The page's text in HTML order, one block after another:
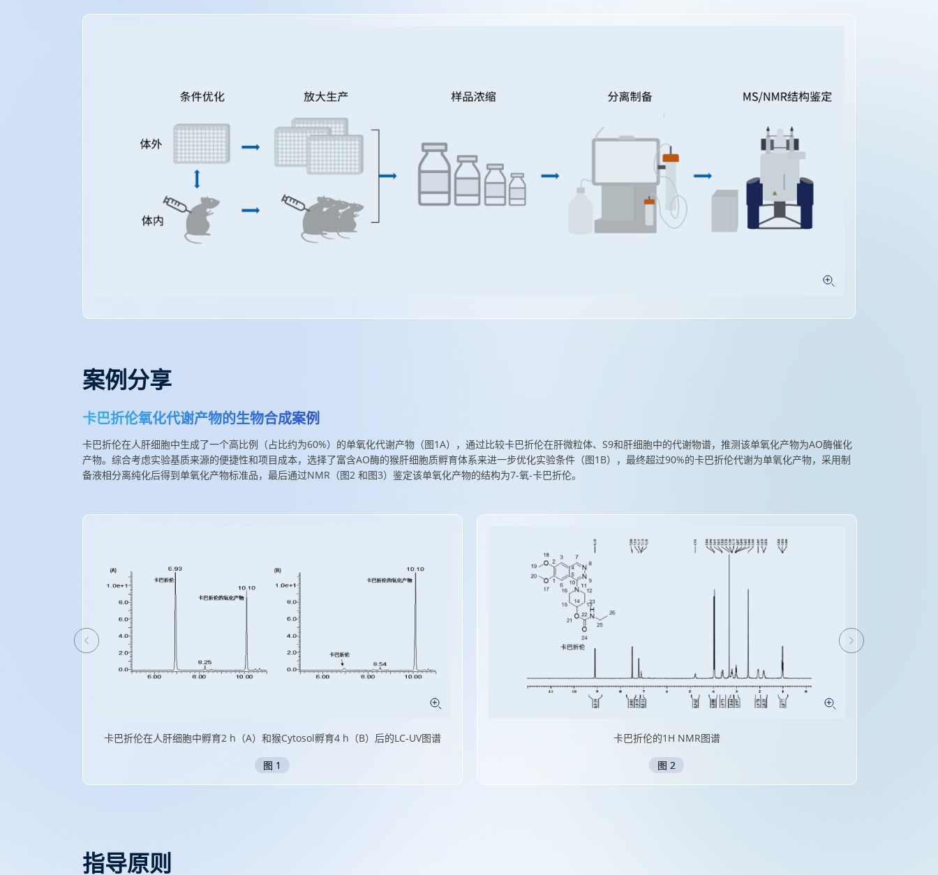
案例分享
卡巴折伦氧化代谢产物的生物合成案例
卡巴折伦在人肝细胞中生成了一个高比例（占比约为60%）的单氧化代谢产物（图1A），通过比较卡巴折伦在肝微粒体、S9和肝细胞中的代谢物谱，推测该单氧化产物为AO酶催化
产物。综合考虑实验基质来源的便捷性和项目成本，选择了富含AO酶的猴肝细胞质孵育体系来进一步优化实验条件（图1B）， 最终超过90%的卡巴折伦代谢为单氧化产物，采用制
备液相分离纯化后得到单氧化产物标准品， 最后通过NMR（图2 和图3）鉴定该单氧化产物的结构为7-氧-卡巴折伦。
卡巴折伦的1H NMR图谱
图 2
7-氧-卡巴折伦的1H NMR图谱
图 3
指导原则